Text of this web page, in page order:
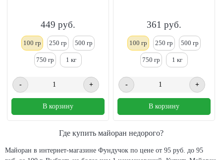
449 руб.
100 гр 250 гр 500 гр
750 гр 1 кг
- +
В корзину
361 руб.
100 гр 250 гр 500 гр
750 гр 1 кг
- +
В корзину
Где купить майоран недорого?
Майоран в интернет-магазине Фундучок по цене от 95 руб. до 95